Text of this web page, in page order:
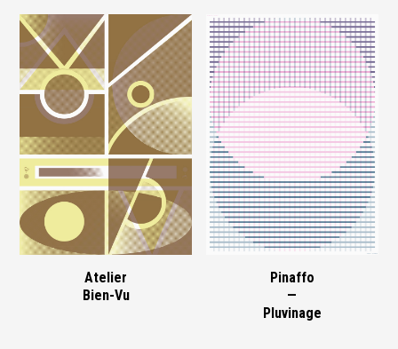
Atelier
Bien-Vu
Pinaffo
—
Pluvinage